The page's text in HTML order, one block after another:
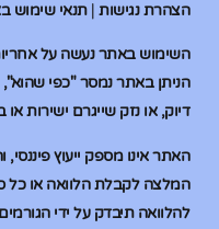
הצהרת נגישות|תנאי שימוש
השימוש באתר נעשה על
הניתן באתר נמסר "כפי
דיוק, או נזק שייגרם ישירות
האתר אינו מספק ייעוץ
המלצה לקבלת הלוואה או כל
להלוואה תיבדק על ידי